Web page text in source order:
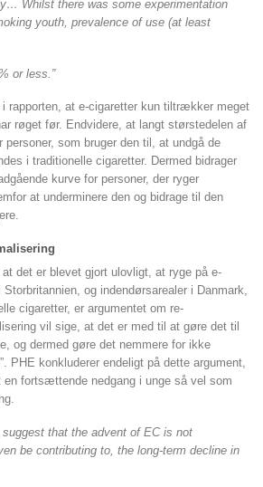
Whilst there was some experimentation
youth, prevalence of use (at least
or less.”
i rapporten, at e-cigaretter kun tiltrækker meget
røget før. Endvidere, at langt størstedelen af
personer, som bruger den til, at undgå de
i traditionelle cigaretter. Dermed bidrager
kurve for personer, der ryger
at underminere den og bidrage til den
det er blevet gjort ulovligt, at ryge på e-
og indendørsarealer i Danmark,
cigaretter, er argumentet om re-
vil sige, at det er med til at gøre det til
og dermed gøre det nemmere for ikke
PHE konkluderer endeligt på dette argument,
fortsættende nedgang i unge så vel som
suggest that the advent of EC is not
be contributing to, the long-term decline in